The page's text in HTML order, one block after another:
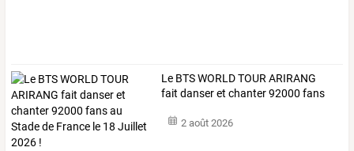
Le BTSWORLDTOUR ARIRANG
fait danseret chanter92000 fans
2 août 2026